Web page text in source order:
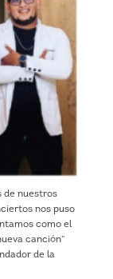
de nuestros
nos puso
como el
canción”
de la